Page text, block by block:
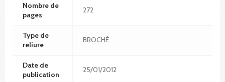
Nombre de
pages
272
Type de
reliure
BROCHÉ
Date de
publication
25/01/2012